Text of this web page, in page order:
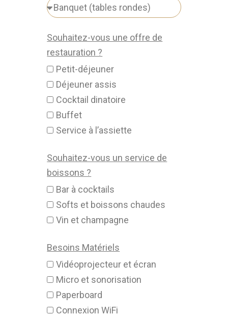
Souhaitez-vous une offre de
restauration ?
Petit-déjeuner
Déjeuner assis
Cocktail dinatoire
Buffet
Service à l’assiette
Souhaitez-vous un service de
boissons ?
Bar à cocktails
Softs et boissons chaudes
Vin et champagne
Besoins Matériels
Vidéoprojecteur et écran
Micro et sonorisation
Paperboard
Connexion WiFi